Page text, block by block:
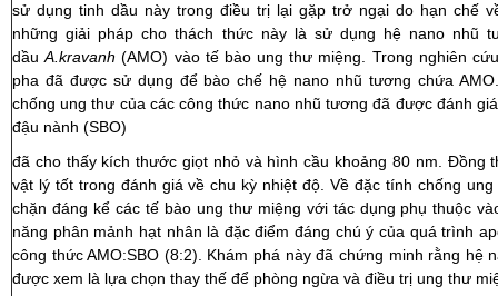
sử dụng tinh dầu này trong điều trị lại gặp trở ngại do hạn chế
những giải pháp cho thách thức này là sử dụng hệ nano nhũ
dầuA.kravanh (AMO) vào tế bào ung thư miệng. Trong nghiên
pha đã được sử dụng để bào chế hệ nano nhũ tương chứa
chống ung thư của các công thức nano nhũ tương đã được đánh
đậu nành (SBO)
đã cho thấy kích thước giọt nhỏ và hình cầu khoảng 80 nm. Đồng
vật lý tốt trong đánh giá về chu kỳ nhiệt độ. Về đặc tính chống
chặn đáng kể các tế bào ung thư miệng với tác dụng phụ thuộc
năng phân mảnh hạt nhân là đặc điểm đáng chú ý của quá trình
công thức AMO:SBO (8:2). Khám phá này đã chứng minh rằng hệ
được xem là lựa chọn thay thế để phòng ngừa và điều trị ung thư